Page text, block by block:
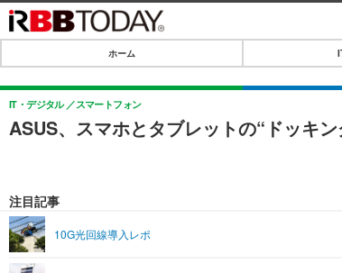
IT・デジタル
IT・デジタル
SPEED TEST
ライフ
リリース一覧
ホーム
ASUS、スマホとタブレットの“ドッキ
IT・デジタル スマートフォン
注目記事
10G光回線導入レポ